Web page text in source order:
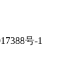
号-1